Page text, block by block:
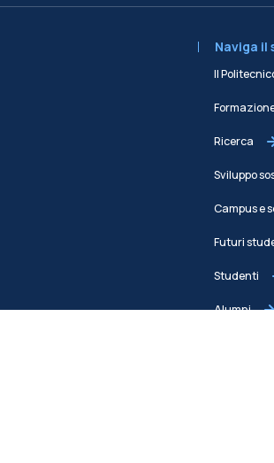
Naviga il
Il
Ricerca
Sviluppo
Campus e
Futuri
Studenti
Alumni